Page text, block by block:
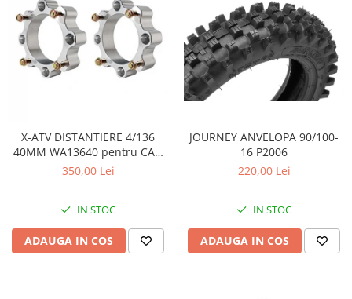
X-ATV DISTANTIERE 4/136
40MM WA13640 pentru CAN
AM
350,00 Lei
IN STOC
ADAUGA IN COS
JOURNEY ANVELOPA 90/100-
16 P2006
220,00 Lei
IN STOC
ADAUGA IN COS